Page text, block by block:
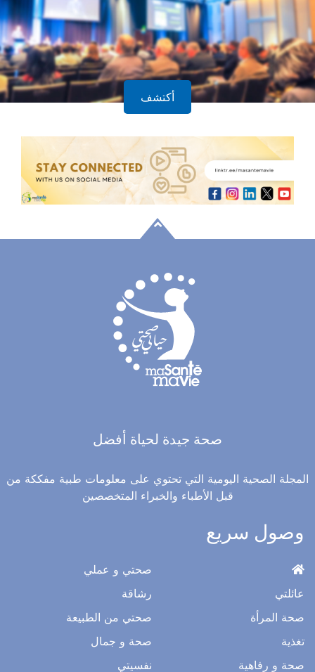
أكتشف
صحة جيدة لحياة أفضل
المجلة الصحية اليومية التي تحتوي على معلومات طبية مفككة من
قبل الأطباء والخبراء المتخصصين
وصول سريع
عائلتي
صحة المرأة
تغذية
صحة و رفاهية
صحتي و عملي
رشاقة
صحتي من الطبيعة
صحة و جمال
نفسيتي